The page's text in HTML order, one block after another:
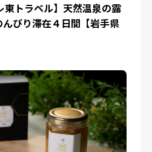
東トラベル】天然温泉の露
びり滞在４日間【岩手県